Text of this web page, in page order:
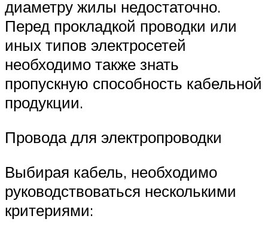
диаметру жилы недостаточно.
Перед прокладкой проводки или
иных типов электросетей
необходимо также знать
пропускную способность кабельной
продукции.
Провода для электропроводки
Выбирая кабель, необходимо
руководствоваться несколькими
критериями: